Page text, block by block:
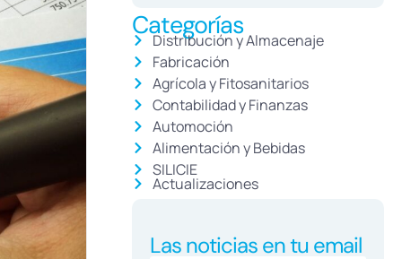
Categorías
Distribución y Almacenaje
Fabricación
Agrícola y Fitosanitarios
Contabilidad y Finanzas
Automoción
Alimentación y Bebidas
SILICIE
Actualizaciones
Las noticias en tu email